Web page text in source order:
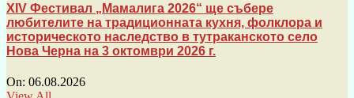
XIV Фестивал „Мамалига 2026“ ще събере
любителите на традиционната кухня, фолклора и
историческото наследство в тутраканското село
Нова Черна на 3 октомври 2026 г.
On: 06.08.2026